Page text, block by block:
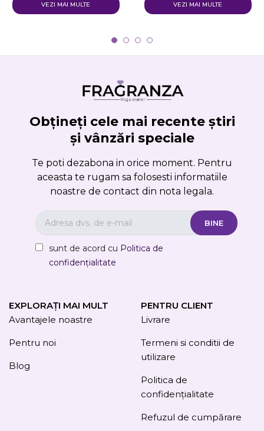
VEZI MAI MULTE VEZI MAI MULTE
Obțineți cele mai recente știri
și vânzări speciale
Te poti dezabona in orice moment. Pentru
aceasta te rugam sa folosesti informatiile
noastre de contact din nota legala.
sunt de acord cu Politica de
confidențialitate
EXPLORAȚI MAI MULT
Avantajele noastre
Pentru noi
Blog
PENTRU CLIENT
Livrare
Termeni si conditii de
utilizare
Politica de
confidențialitate
Refuzul de cumpărare